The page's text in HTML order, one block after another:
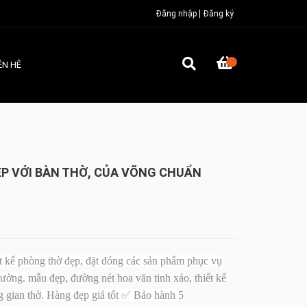
Đăng nhập Đăng ký
HỆ
VỚI BÀN THỜ, CỦA VÕNG CHUẨN
phòng thờ đẹp, đặt đóng các sản phẩm phục vụ
mẫu đẹp, đường nét hoa văn tinh xảo, thiết kế
gian thờ. Hàng đẹp giá tốt ✅ Bảo hành 5